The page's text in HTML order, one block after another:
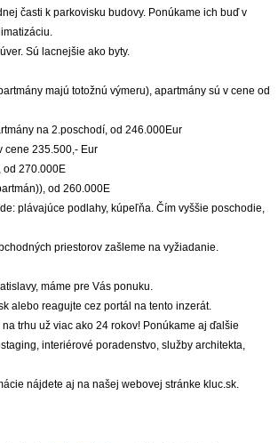
časti k parkovisku budovy. Ponúkame ich buď v
Sú lacnejšie ako byty.
majú totožnú výmeru), apartmány sú v cene od
na 2.poschodí, od 246.000Eur
cene 235.500,- Eur
od 270.000E
od 260.000E
plávajúce podlahy, kúpeľňa. Čím vyššie poschodie,
priestorov zašleme na vyžiadanie.
máme pre Vás ponuku.
alebo reagujte cez portál na tento inzerát.
trhu už viac ako 24 rokov! Ponúkame aj ďalšie
interiérové poradenstvo, služby architekta,
nájdete aj na našej webovej stránke kluc.sk.